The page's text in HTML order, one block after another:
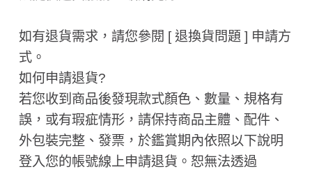
如有退貨需求，請您參閱 [ 退換貨問題 ] 申請方
式。
如何申請退貨?
若您收到商品後發現款式顏色、數量、規格有
誤，或有瑕疵情形，請保持商品主體、配件、
外包裝完整、發票，於鑑賞期內依照以下說明
登入您的帳號線上申請退貨。恕無法透過